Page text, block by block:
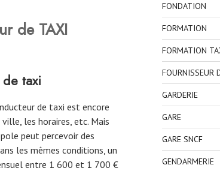
de TAXI
taxi
de taxi est encore
les horaires, etc. Mais
peut percevoir des
les mêmes conditions, un
entre 1 600 et 1 700 €
FONDATION
FORMATION
FORMATION
FOURNISSEUR
GARDERIE
GARE
GARE SNCF
GENDARMERIE